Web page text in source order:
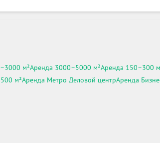
м²Аренда 3000–5000 м²Аренда 150–300
м²Аренда Метро Деловой центрАренда